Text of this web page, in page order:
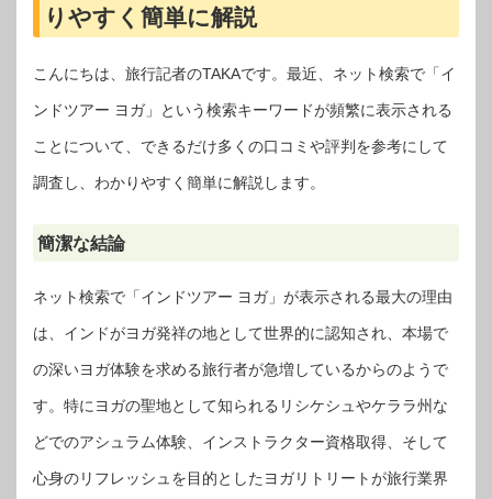
りやすく簡単に解説
こんにちは、旅行記者のTAKAです。最近、ネット検索で「イ
ンドツアー ヨガ」という検索キーワードが頻繁に表示される
ことについて、できるだけ多くの口コミや評判を参考にして
調査し、わかりやすく簡単に解説します。
簡潔な結論
ネット検索で「インドツアー ヨガ」が表示される最大の理由
は、インドがヨガ発祥の地として世界的に認知され、本場で
の深いヨガ体験を求める旅行者が急増しているからのようで
す。特にヨガの聖地として知られるリシケシュやケララ州な
どでのアシュラム体験、インストラクター資格取得、そして
心身のリフレッシュを目的としたヨガリトリートが旅行業界